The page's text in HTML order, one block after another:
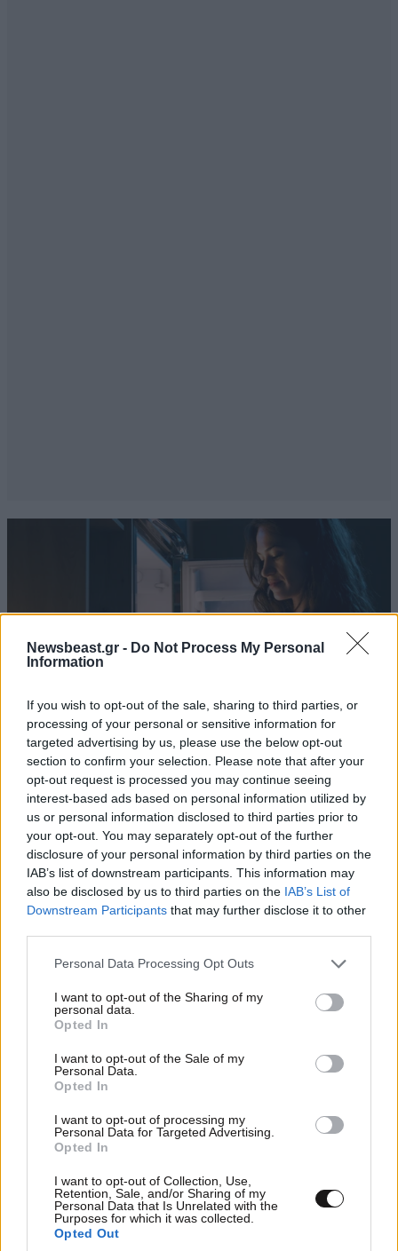
Newsbeast.gr - Do Not Process My Personal
Information
If you wish to opt-out of the sale, sharing to third parties, or
processing of your personal or sensitive information for
targeted advertising by us, please use the below opt-out
section to confirm your selection. Please note that after your
opt-out request is processed you may continue seeing
interest-based ads based on personal information utilized by
us or personal information disclosed to third parties prior to
your opt-out. You may separately opt-out of the further
disclosure of your personal information by third parties on the
IAB’s list of downstream participants. This information may
also be disclosed by us to third parties on the IAB’s List of
Downstream Participants that may further disclose it to other
Please note that this website/app uses one or more Google
not limited to your visit or usage behaviour. You may click to
grant or deny consent to Google and its third-party tags to
use your data for below specified purposes in below Google
consent section.
Personal Data Processing Opt Outs
I want to opt-out of the Sharing of my
personal data.
Opted In
I want to opt-out of the Sale of my
Personal Data.
Opted In
I want to opt-out of processing my
Personal Data for Targeted Advertising.
Opted In
I want to opt-out of Collection, Use,
Retention, Sale, and/or Sharing of my
Personal Data that Is Unrelated with the
Purposes for which it was collected.
Opted Out
ΔΙΑΤΡΟΦΗ 07·08·2026 08:32
5 ροφήματα που μπορείτε να πίνετε πριν τον
ύπνο για καλύτερα επίπεδα σακχάρου στο αίμα
07·08·2026 08:50
Ζευγάρι από τις ΗΠΑ που «υιοθέτησε» τον
Αφγανό κατηγορούμενο για τη δολοφονία της
Ελίζαμπεθ Ρος: «Είμαστε συντετριμμένοι – Δεν
έδειξε ποτέ ότι ήταν ικανός για κάτι τέτοιο»